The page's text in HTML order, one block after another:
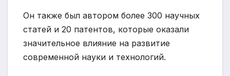
Он также был автором более 300 научных
статей и 20 патентов, которые оказали
значительное влияние на развитие
современной науки и технологий.